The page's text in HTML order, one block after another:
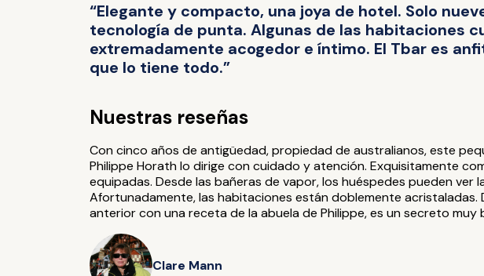
“Elegante y compacto, una joya de hotel. Solo
tecnología de punta. Algunas de las habitaciones
extremadamente acogedor e íntimo. El Tbar es
que lo tiene todo.”
Nuestras reseñas
Con cinco años de antigüedad, propiedad de australianos, este
Philippe Horath lo dirige con cuidado y atención. Exquisitamente
equipadas. Desde las bañeras de vapor, los huéspedes pueden
Afortunadamente, las habitaciones están doblemente
anterior con una receta de la abuela de Philippe, es un secreto
Clare Mann